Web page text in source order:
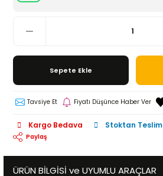
Sepete Ekle
Tavsiye Et Fiyatı Düşünce Haber Ver
Kargo Bedava Stoktan Teslim
Paylaş
ÜRÜN BİLGİSİ ve UYUMLU ARAÇLAR